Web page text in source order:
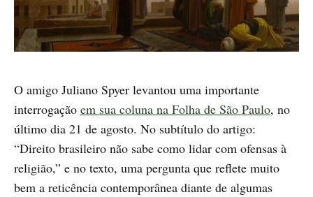
O amigo Juliano Spyer levantou uma importante
interrogação em sua coluna na Folha de São Paulo, no
último dia 21 de agosto. No subtítulo do artigo:
“Direito brasileiro não sabe como lidar com ofensas à
religião,” e no texto, uma pergunta que reflete muito
bem a reticência contemporânea diante de algumas